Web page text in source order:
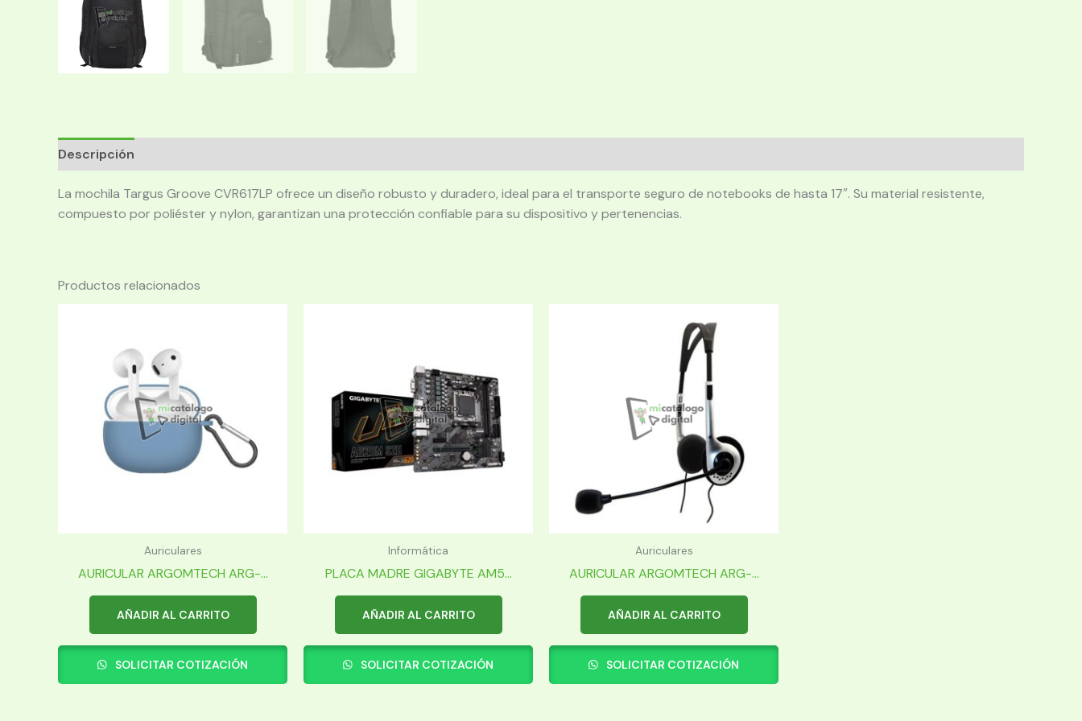
Descripción
La mochila Targus Groove CVR617LP ofrece un diseño robusto y duradero, ideal para el transporte seguro de notebooks de hasta 17″. Su material resistente,
compuesto por poliéster y nylon, garantizan una protección confiable para su dispositivo y pertenencias.
Productos relacionados
Auriculares
AURICULAR ARGOMTECH ARG-...
AÑADIR AL CARRITO
SOLICITAR COTIZACIÓN
Informática
PLACA MADRE GIGABYTE AM5...
AÑADIR AL CARRITO
SOLICITAR COTIZACIÓN
Auriculares
AURICULAR ARGOMTECH ARG-...
AÑADIR AL CARRITO
SOLICITAR COTIZACIÓN